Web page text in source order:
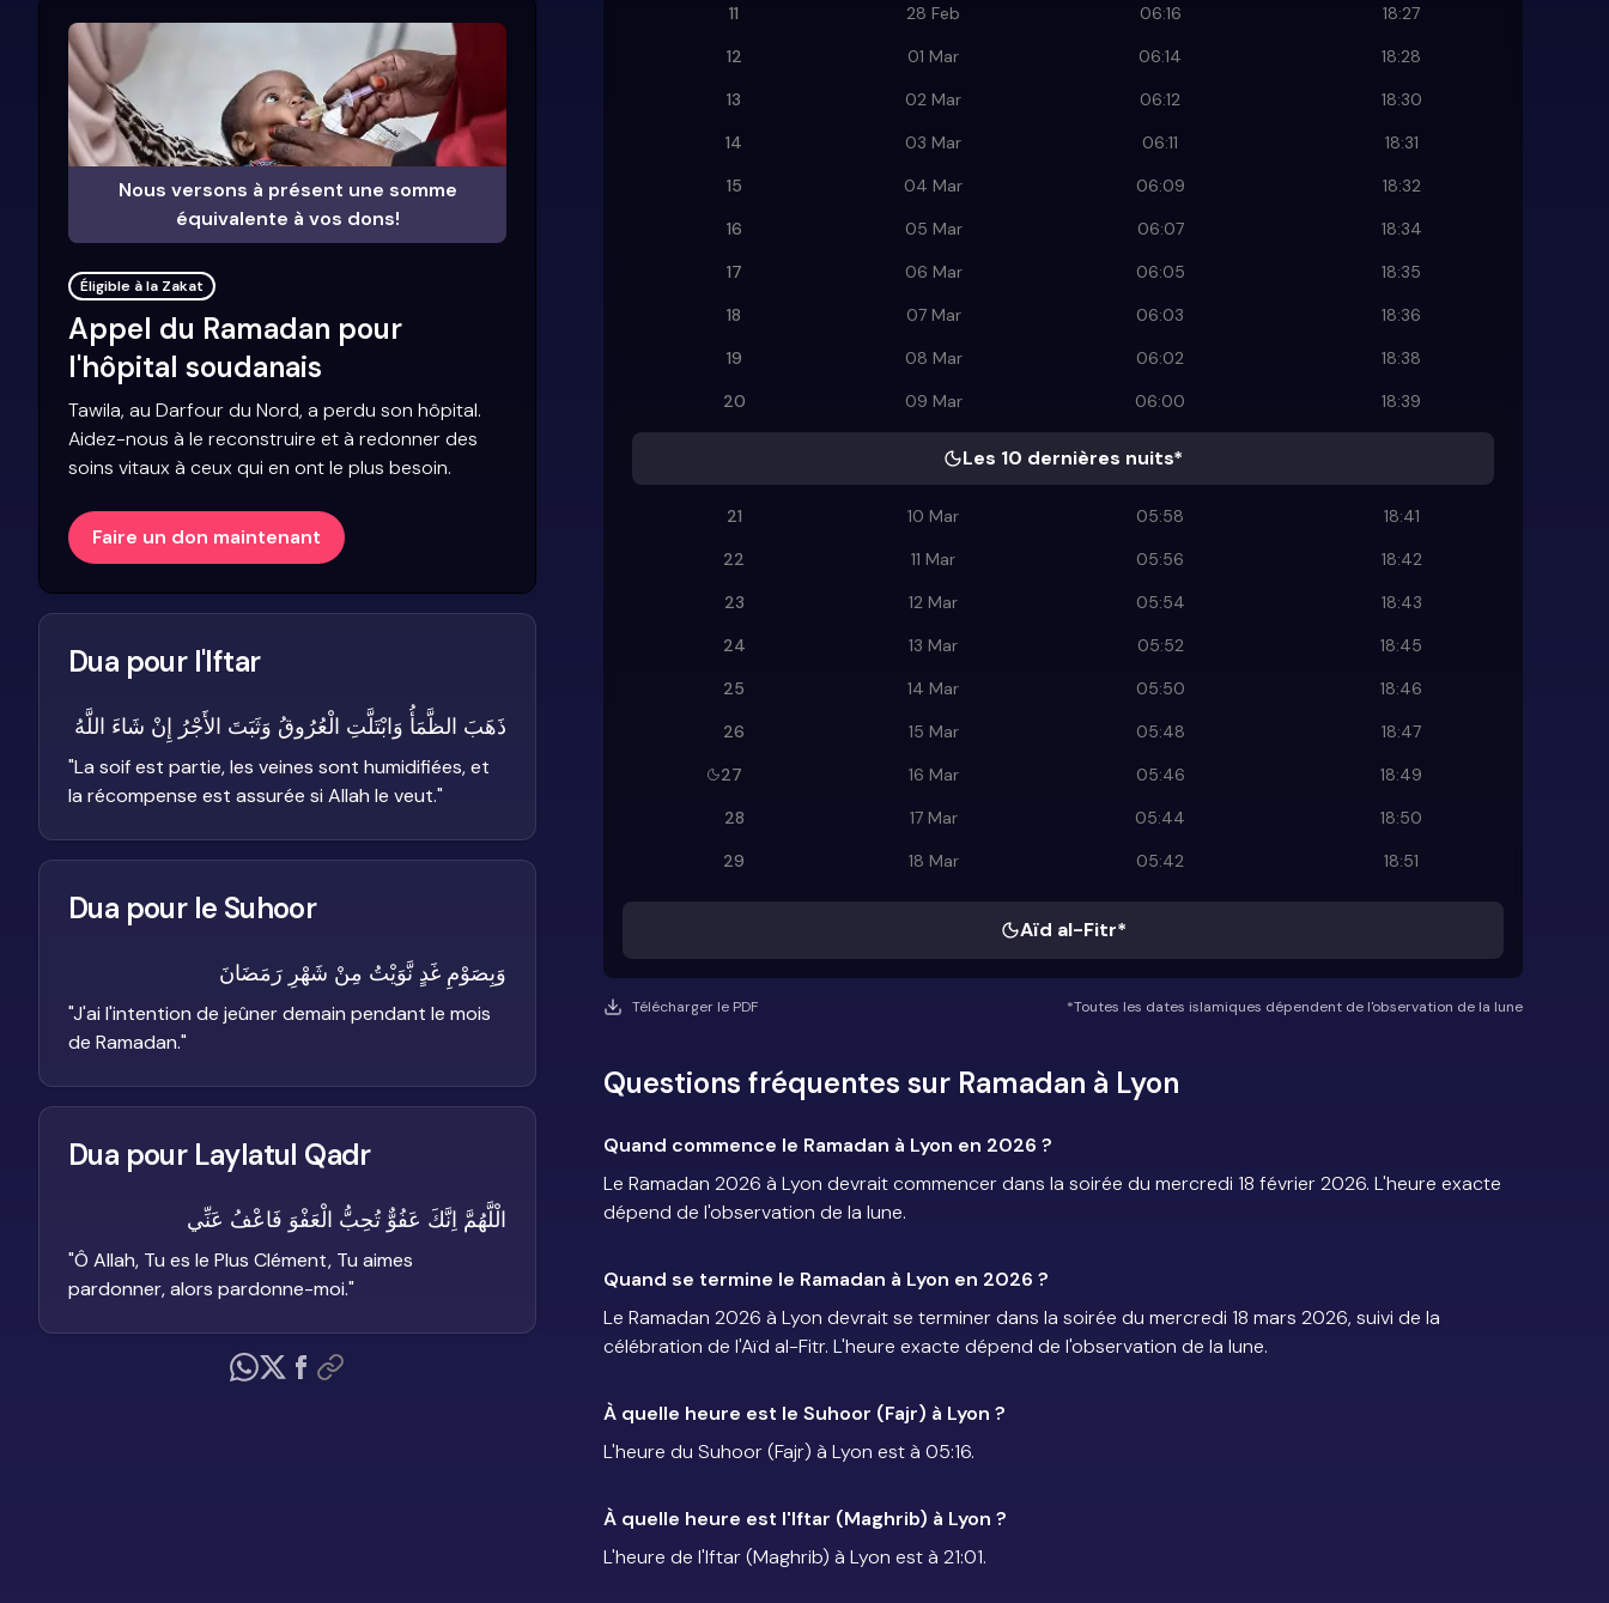
11
28 Feb 06:16
18:27
12
01 Mar 06:14
18:28
13
02 Mar 06:12
18:30
14
03 Mar 06:11
18:31
15
04 Mar 06:09
18:32
16
05 Mar 06:07
18:34
17
06 Mar 06:05
18:35
18
07 Mar 06:03
18:36
19
08 Mar 06:02
18:38
20
09 Mar 06:00 18:39
Les 10 dernières nuits*
21 10 Mar 05:58
18:41
22
11 Mar 05:56
18:42
23
12 Mar 05:54
18:43
24
13 Mar 05:52
18:45
25
14 Mar 05:50
18:46
26
15 Mar 05:48
18:47
27
16 Mar 05:46
18:49
28
17 Mar 05:44
18:50
29
18 Mar 05:42 18:51
Aïd al-Fitr*
Télécharger le PDF *Toutes les dates islamiques dépendent de l'observation de la lune
Questions fréquentes sur Ramadan à Lyon
Quand commence le Ramadan à Lyon en 2026 ?
Le Ramadan 2026 à Lyon devrait commencer dans la soirée du mercredi 18 février 2026. L'heure exacte
dépend de l'observation de la lune.
Quand se termine le Ramadan à Lyon en 2026 ?
Le Ramadan 2026 à Lyon devrait se terminer dans la soirée du mercredi 18 mars 2026, suivi de la
célébration de l'Aïd al-Fitr. L'heure exacte dépend de l'observation de la lune.
À quelle heure est le Suhoor (Fajr) à Lyon ?
L'heure du Suhoor (Fajr) à Lyon est à 05:16.
À quelle heure est l'Iftar (Maghrib) à Lyon ?
L'heure de l'Iftar (Maghrib) à Lyon est à 21:01.
Nous versons à présent une somme
équivalente à vos dons!
Éligible à la Zakat
Appel du Ramadan pour
l'hôpital soudanais
Tawila, au Darfour du Nord, a perdu son hôpital.
Aidez-nous à le reconstruire et à redonner des
soins vitaux à ceux qui en ont le plus besoin.
Faire un don maintenant
Dua pour l'Iftar
ذَهَبَ الظَّمَأُ وَابْتَلَّتِ الْعُرُوقُ وَثَبَتَ الأَجْرُ إِنْ شَاءَ اللَّهُ
"La soif est partie, les veines sont humidifiées, et
la récompense est assurée si Allah le veut."
Dua pour le Suhoor
وَبِصَوْمِ غَدٍ نَّوَيْتُ مِنْ شَهْرِ رَمَضَانَ
"J'ai l'intention de jeûner demain pendant le mois
de Ramadan."
Dua pour Laylatul Qadr
الْلَّهُمَّ اِنَّكَ عَفُوٌّ تُحِبُّ الْعَفْوَ فَاعْفُ عَنِّي
"Ô Allah, Tu es le Plus Clément, Tu aimes
pardonner, alors pardonne-moi."